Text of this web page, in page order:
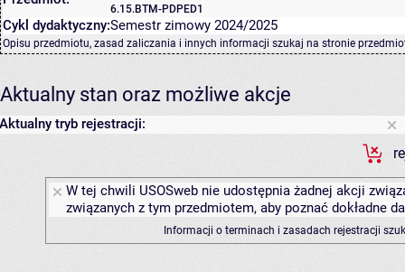
6.15.BTM-PDPED1
Cykl dydaktyczny:Semestr zimowy 2024/2025
Opisu przedmiotu, zasad zaliczania i innych informacji szukaj na stronie
Aktualny stan oraz możliwe akcje
Aktualny tryb rejestracji:
W tej chwili USOSweb nie udostępnia żadnej akcji
związanych z tym przedmiotem, aby poznać dokładne
Informacji o terminach i zasadach rejestracji